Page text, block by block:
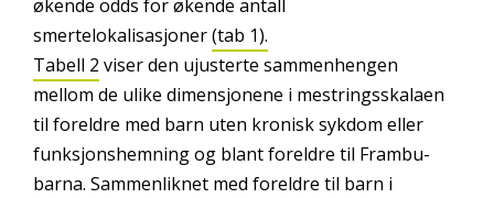
økende odds for økende antall
smertelokalisasjoner(tab 1).
Tabell 2 viser den ujusterte sammenhengen
mellom de ulike dimensjonene i mestringsskalaen
til foreldre med barn uten kronisk sykdom eller
funksjonshemning og blant foreldre til Frambu-
barna. Sammenliknet med foreldre til barn i